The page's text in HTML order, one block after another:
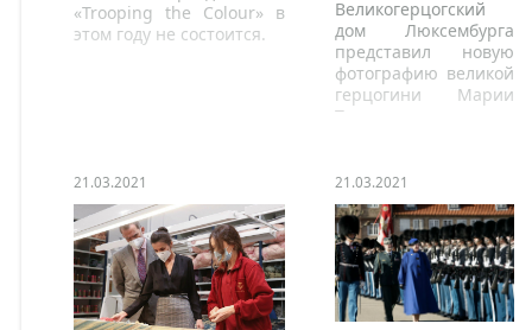
«Trooping the Colour» в
этом году не состоится.
Великогерцогский
дом Люксембурга
представил новую
фотографию великой
герцогини Марии
Терезы.
21.03.2021 21.03.2021